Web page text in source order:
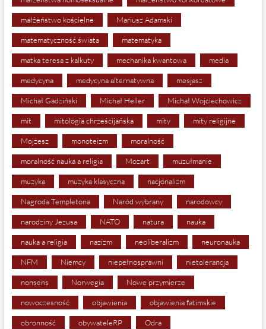
małżeństwo kościelne Mariusz Adamski
matematyczność świata matematyka
matka teresa z kalkuty mechanika kwantowa media
medycyna medycyna alternatywna mesjasz
Michał Gadziński Michał Heller Michał Wojciechowicz
mit mitologia chrześcijańska mity mity religijne
Mojżesz monoteizm moralność
moralność nauka a religia Mozart muzułmanie
muzyka muzyka klasyczna nacjonalizm
Nagroda Templetona Naród wybrany narodowcy
narodziny Jezusa NATO natura nauka
nauka a religia nazizm neoliberalizm neuronauka
NFM Niemcy niepełnosprawni nietolerancja
nonsens Norwegia Nowe przymierze
nowoczesność objawienia objawienia fatimskie
obronność obywateleRP Odra